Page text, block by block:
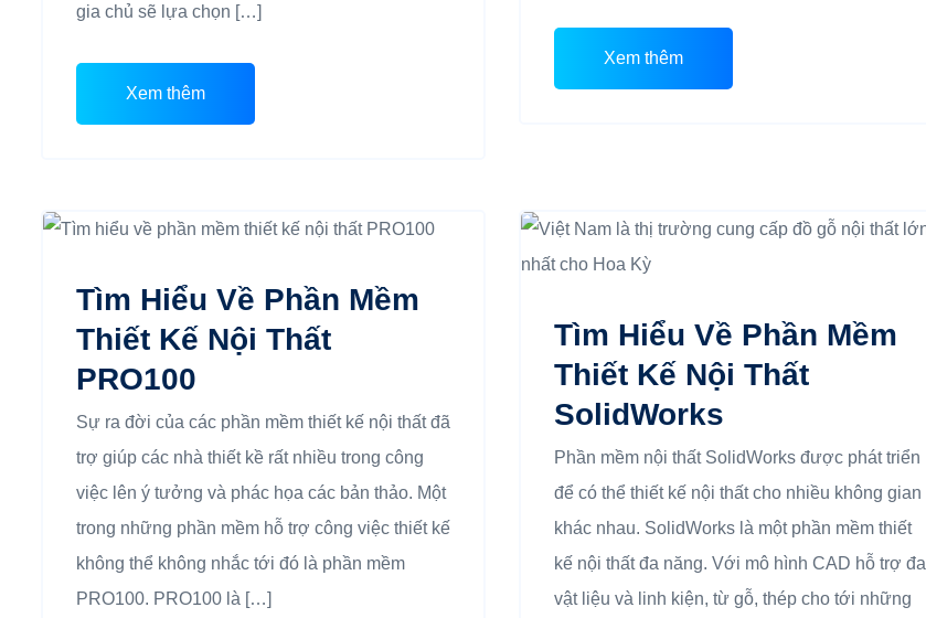
gia chủ sẽ lựa chọn […]
Xem thêm
Xem thêm
Tìm Hiểu Về Phần Mềm
Thiết Kế Nội Thất
PRO100
Sự ra đời của các phần mềm thiết kế nội thất đã
trợ giúp các nhà thiết kề rất nhiều trong công
việc lên ý tưởng và phác họa các bản thảo. Một
trong những phần mềm hỗ trợ công việc thiết kế
không thể không nhắc tới đó là phần mềm
PRO100. PRO100 là […]
Tìm Hiểu Về Phần Mềm
Thiết Kế Nội Thất
SolidWorks
Phần mềm nội thất SolidWorks được phát triển
để có thể thiết kế nội thất cho nhiều không gian
khác nhau. SolidWorks là một phần mềm thiết
kế nội thất đa năng. Với mô hình CAD hỗ trợ đa
vật liệu và linh kiện, từ gỗ, thép cho tới những